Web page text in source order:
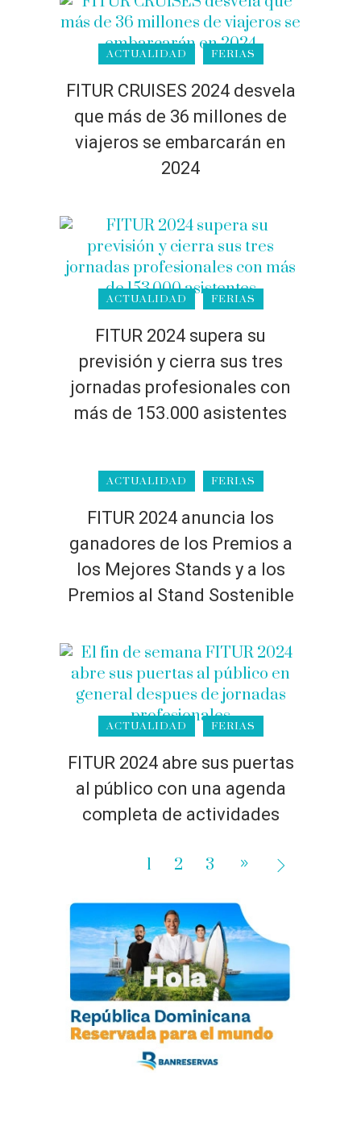
ACTUALIDAD FERIAS
FITUR CRUISES 2024 desvela
que más de 36 millones de
viajeros se embarcarán en
2024
ACTUALIDAD FERIAS
FITUR 2024 supera su
previsión y cierra sus tres
jornadas profesionales con
más de 153.000 asistentes
ACTUALIDAD FERIAS
FITUR 2024 anuncia los
ganadores de los Premios a
los Mejores Stands y a los
Premios al Stand Sostenible
ACTUALIDAD FERIAS
FITUR 2024 abre sus puertas
al público con una agenda
completa de actividades
1 2 3